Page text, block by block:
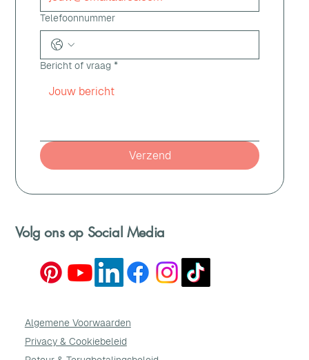
Telefoonnummer
Bericht of vraag *
Verzend
Volg ons op Social Media
Algemene Voorwaarden
Privacy & Cookiebeleid